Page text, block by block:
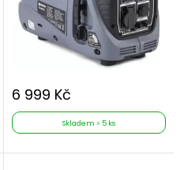
6 999 Kč
Skladem > 5 ks